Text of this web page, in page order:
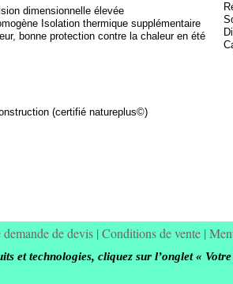
dimensionnelle élevée
Isolation thermique supplémentaire
bonne protection contre la chaleur en été
(certifié natureplus©)
et technologies, cliquez sur l’onglet «
de devis | Conditions de vente |